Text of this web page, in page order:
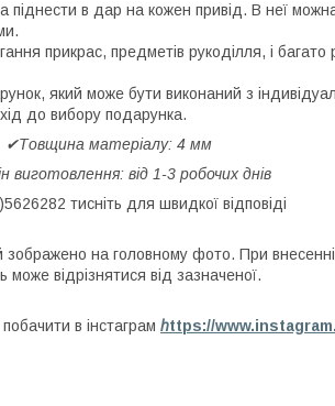
піднести в дар на кожен привід. В неї
прикрас, предметів рукоділля, і багато
який може бути виконаний з
до вибору подарунка.
✔Товщина матеріалу: 4 мм
виготовлення: від 1-3 робочих днів
тисніть для швидкої відповіді
зображено на головному фото. При
відрізнятися від зазначеної.
в інстаграм https://